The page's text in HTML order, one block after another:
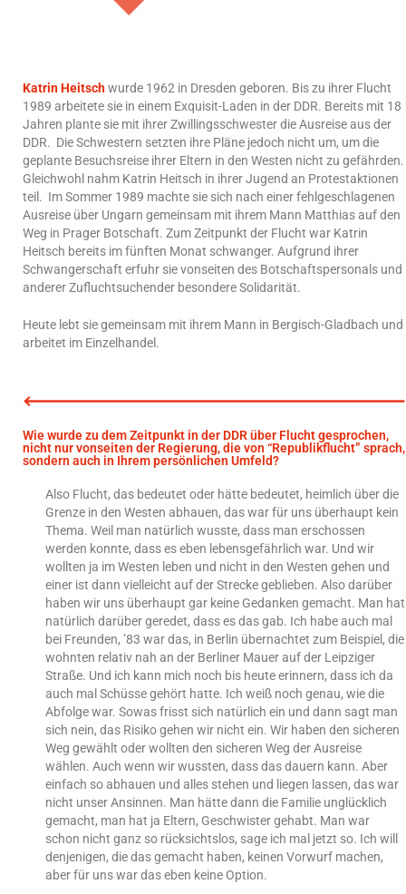
Katrin Heitschwurde 1962 in Dresden geboren. Bis zu ihrer Flucht
1989 arbeitete sie in einem Exquisit-Laden in der DDR. Bereits mit 18
Jahren plante sie mit ihrer Zwillingsschwester die Ausreise aus der
DDR. Die Schwestern setzten ihre Pläne jedoch nicht um, um die
geplante Besuchsreise ihrer Eltern in den Westen nicht zu gefährden.
Gleichwohl nahm Katrin Heitsch in ihrer Jugend an Protestaktionen
teil. Im Sommer 1989 machte sie sich nach einer fehlgeschlagenen
Ausreise über Ungarn gemeinsam mit ihrem Mann Matthias auf den
Weg in Prager Botschaft. Zum Zeitpunkt der Flucht war Katrin
Heitsch bereits im fünften Monat schwanger. Aufgrund ihrer
Schwangerschaft erfuhr sie vonseiten des Botschaftspersonals und
anderer Zufluchtsuchender besondere Solidarität.
Heute lebt sie gemeinsam mit ihrem Mann in Bergisch-Gladbach und
arbeitet im Einzelhandel.
Wie wurde zu dem Zeitpunkt in der DDR über Flucht gesprochen,
nicht nur vonseiten der Regierung, die von “Republikflucht” sprach,
sondern auch in Ihrem persönlichen Umfeld?
Also Flucht, das bedeutet oder hätte bedeutet, heimlich über die
Grenze in den Westen abhauen, das war für uns überhaupt kein
Thema. Weil man natürlich wusste, dass man erschossen
werden konnte, dass es eben lebensgefährlich war. Und wir
wollten ja im Westen leben und nicht in den Westen gehen und
einer ist dann vielleicht auf der Strecke geblieben. Also darüber
haben wir uns überhaupt gar keine Gedanken gemacht. Man hat
natürlich darüber geredet, dass es das gab. Ich habe auch mal
bei Freunden, ’83 war das, in Berlin übernachtet zum Beispiel, die
wohnten relativ nah an der Berliner Mauer auf der Leipziger
Straße. Und ich kann mich noch bis heute erinnern, dass ich da
auch mal Schüsse gehört hatte. Ich weiß noch genau, wie die
Abfolge war. Sowas frisst sich natürlich ein und dann sagt man
sich nein, das Risiko gehen wir nicht ein. Wir haben den sicheren
Weg gewählt oder wollten den sicheren Weg der Ausreise
wählen. Auch wenn wir wussten, dass das dauern kann. Aber
einfach so abhauen und alles stehen und liegen lassen, das war
nicht unser Ansinnen. Man hätte dann die Familie unglücklich
gemacht, man hat ja Eltern, Geschwister gehabt. Man war
schon nicht ganz so rücksichtslos, sage ich mal jetzt so. Ich will
denjenigen, die das gemacht haben, keinen Vorwurf machen,
aber für uns war das eben keine Option.